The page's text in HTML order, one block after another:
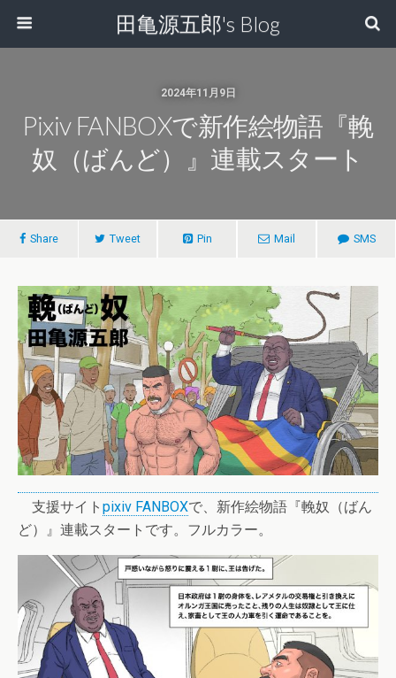
田亀源五郎's Blog
2024年11月9日
Pixiv FANBOXで新作絵物語『輓
奴（ばんど）』連載スタート
Share Tweet Pin Mail SMS
支援サイト pixiv FANBOXで、新作絵物語『輓奴（ばん
ど）』連載スタートです。フルカラー。